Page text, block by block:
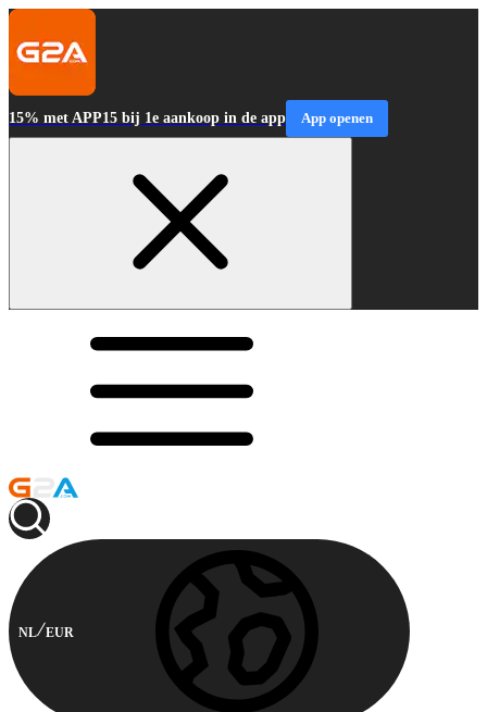
15% met APP15 bij 1e aankoop in de app App openen
NL EUR